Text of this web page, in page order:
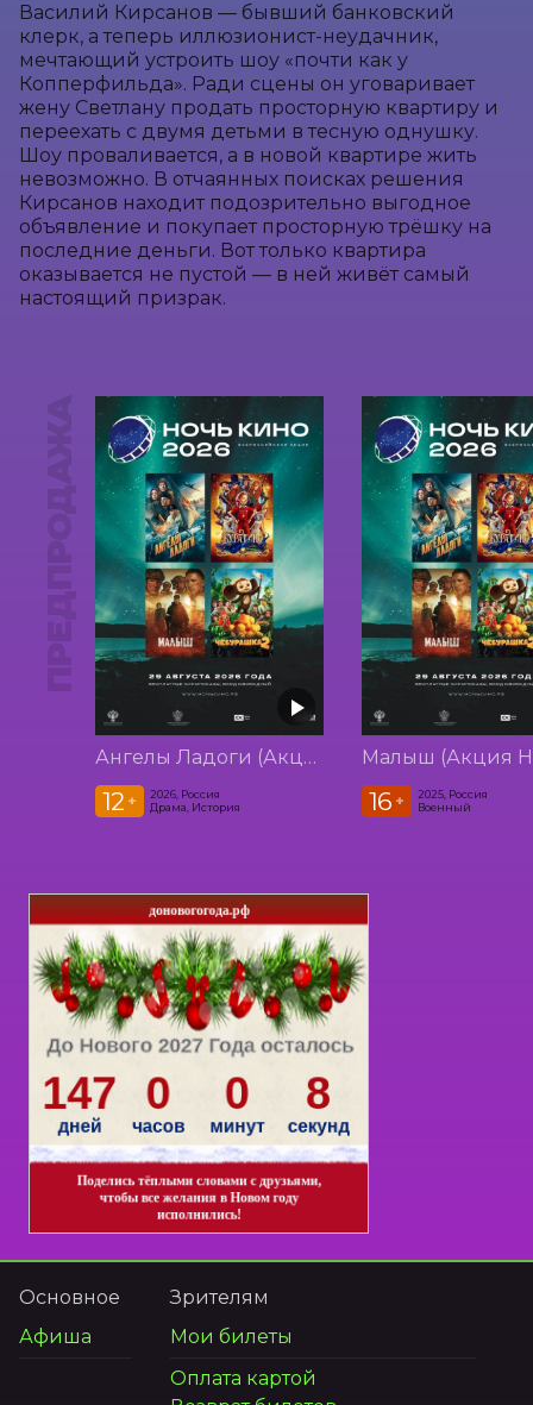
Василий Кирсанов — бывший банковский
клерк, а теперь иллюзионист-неудачник,
мечтающий устроить шоу «почти как у
Копперфильда». Ради сцены он уговаривает
жену Светлану продать просторную квартиру и
переехать с двумя детьми в тесную однушку.
Шоу проваливается, а в новой квартире жить
невозможно. В отчаянных поисках решения
Кирсанов находит подозрительно выгодное
объявление и покупает просторную трёшку на
последние деньги. Вот только квартира
оказывается не пустой — в ней живёт самый
настоящий призрак.
ПРЕДПРОДАЖА
Ангелы Ладоги (Акция Ночь Кино 2026)
12 +
2026, Россия
Драма, История
16 +
2025, Россия
Военный
Основное
Афиша
Зрителям
Мои билеты
Оплата картой